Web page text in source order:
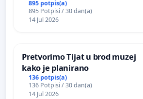
895 potpis(a)
895 Potpisi / 30 dan(a)
14 Jul 2026
Pretvorimo Tijat u brod muzej
kako je planirano
136 potpis(a)
136 Potpisi / 30 dan(a)
14 Jul 2026